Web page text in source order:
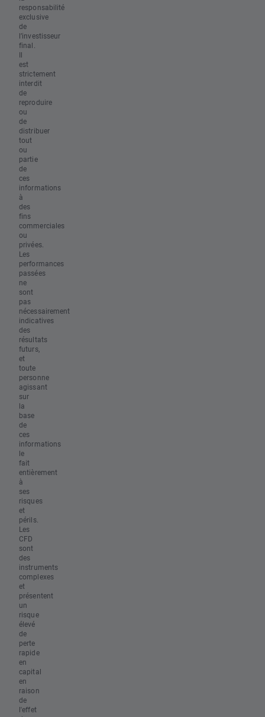
responsabilité
exclusive
de
l’investisseur
final.
Il
est
strictement
interdit
de
reproduire
ou
de
distribuer
tout
ou
partie
de
ces
informations
à
des
fins
commerciales
ou
privées.
Les
performances
passées
ne
sont
pas
nécessairement
indicatives
des
résultats
futurs,
et
toute
personne
agissant
sur
la
base
de
ces
informations
le
fait
entièrement
à
ses
risques
et
périls.
Les
CFD
sont
des
instruments
complexes
et
présentent
un
risque
élevé
de
perte
rapide
en
capital
en
raison
de
l'effet